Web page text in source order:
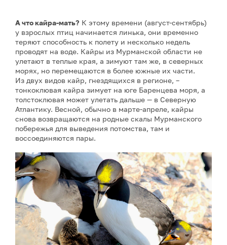
А что кайра-мать? К этому времени (август-сентябрь)
у взрослых птиц начинается линька, они временно
теряют способность к полету и несколько недель
проводят на воде. Кайры из Мурманской области не
улетают в теплые края, а зимуют там же, в северных
морях, но перемещаются в более южные их части.
Из двух видов кайр, гнездящихся в регионе, –
тонкоклювая кайра зимует на юге Баренцева моря, а
толстоклювая может улетать дальше — в Северную
Атлантику. Весной, обычно в марте-апреле, кайры
снова возвращаются на родные скалы Мурманского
побережья для выведения потомства, там и
воссоединяются пары.